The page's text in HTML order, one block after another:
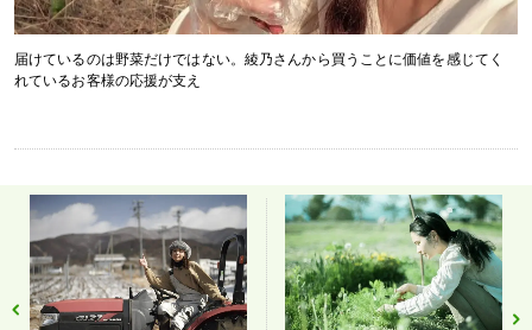
届けているのは野菜だけではない。綾乃さんから買うことに価値を感じてく
れているお客様の応援が支え